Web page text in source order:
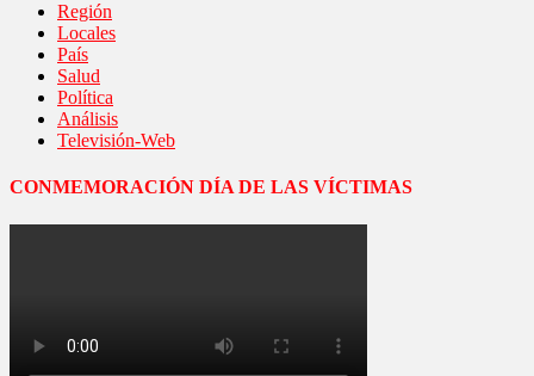
Región
Locales
País
Salud
Política
Análisis
Televisión-Web
CONMEMORACIÓN DÍA DE LAS VÍCTIMAS